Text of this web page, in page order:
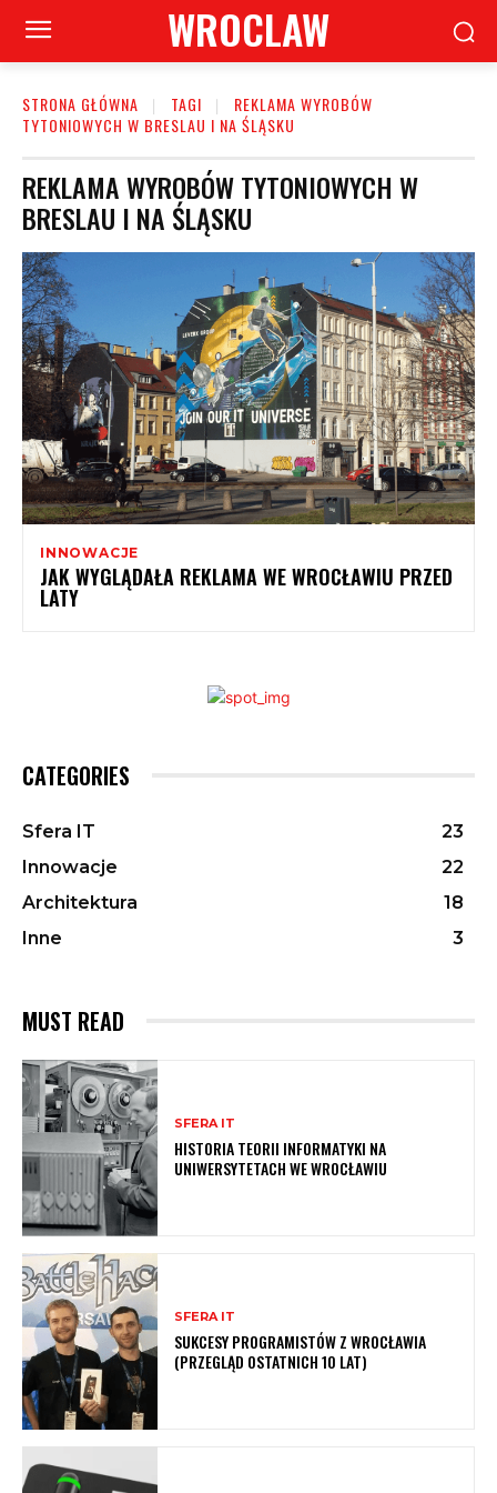
WROCLAW
STRONA GŁÓWNA TAGI
REKLAMA WYROBÓW
TYTONIOWYCH W BRESLAU I NA ŚLĄSKU
REKLAMA WYROBÓW TYTONIOWYCH W
BRESLAU I NA ŚLĄSKU
INNOWACJE
JAK WYGLĄDAŁA REKLAMA WE WROCŁAWIU PRZED
LATY
CATEGORIES
Sfera IT
23
Innowacje
22
Architektura
18
Inne
3
MUST READ
SFERA IT
HISTORIA TEORII INFORMATYKI NA
UNIWERSYTETACH WE WROCŁAWIU
SFERA IT
SUKCESY PROGRAMISTÓW Z WROCŁAWIA
(PRZEGLĄD OSTATNICH 10 LAT)